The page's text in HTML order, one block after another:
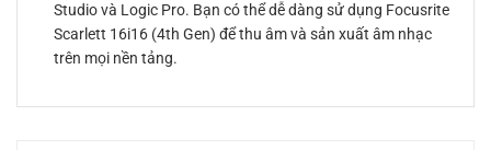
Studio và Logic Pro. Bạn có thể dễ dàng sử dụng Focusrite
Scarlett 16i16 (4th Gen) để thu âm và sản xuất âm nhạc
trên mọi nền tảng.